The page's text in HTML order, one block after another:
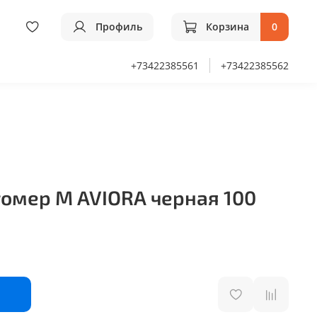
Профиль Корзина 0
+73422385561 +73422385562
М AVIORA черная 100